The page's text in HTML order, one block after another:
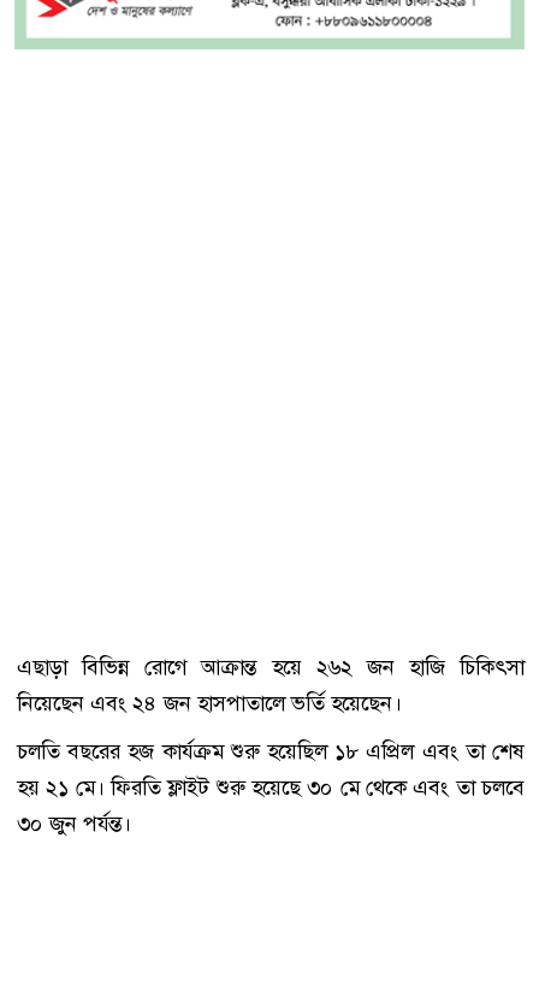
এছাড়া বিভিন্ন রোগে আক্রান্ত হয়ে ২৬২ জন হাজি চিকিৎসা
নিয়েছেন এবং ২৪ জন হাসপাতালে ভর্তি হয়েছেন।
চলতি বছরের হজ কার্যক্রম শুরু হয়েছিল ১৮ এপ্রিল এবং তা শেষ
হয় ২১ মে। ফিরতি ফ্লাইট শুরু হয়েছে ৩০ মে থেকে এবং তা চলবে
৩০ জুন পর্যন্ত।